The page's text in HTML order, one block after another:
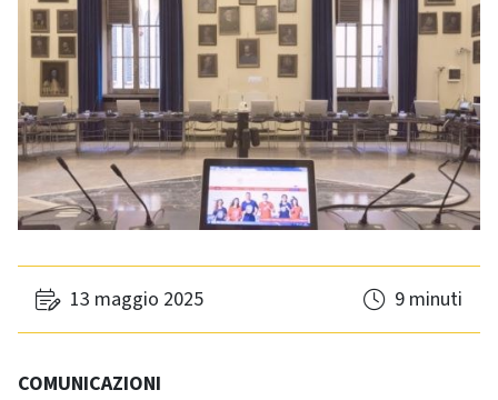
13 maggio 2025 9 minuti
COMUNICAZIONI